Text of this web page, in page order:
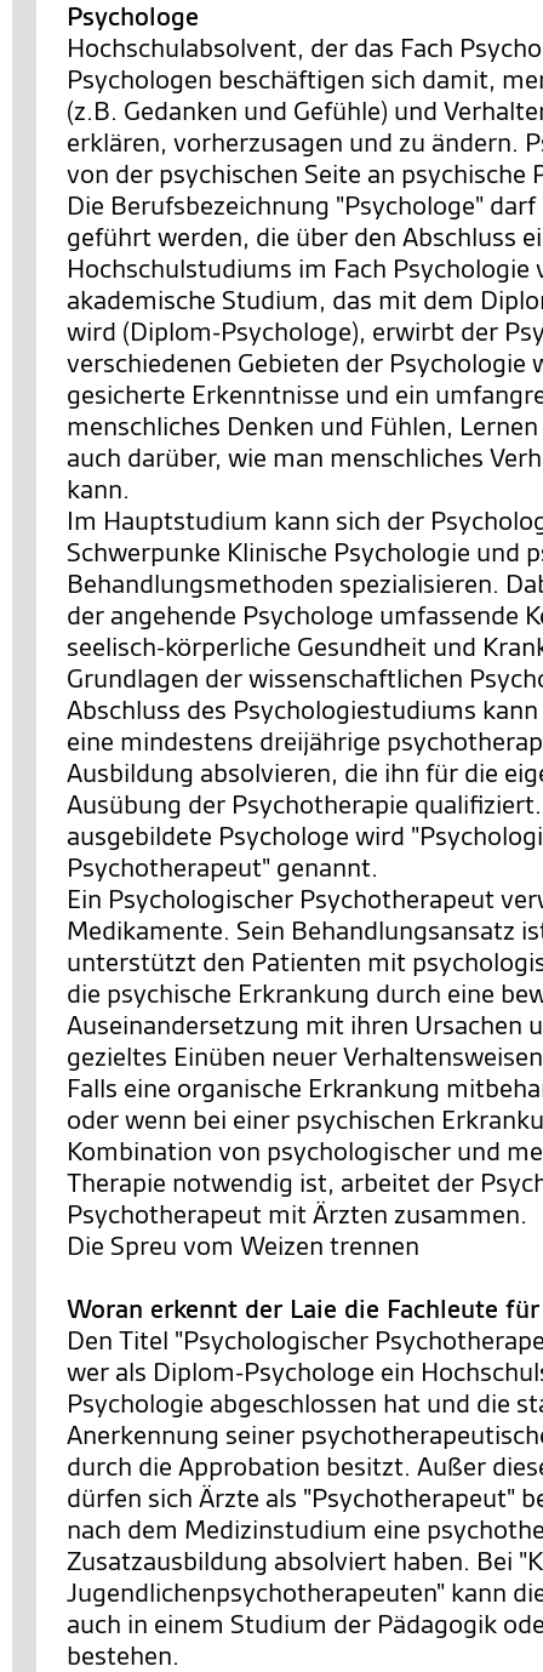
Psychologe
Hochschulabsolvent, der das Fach
Psychologen beschäftigen sich damit,
(z.B. Gedanken und Gefühle) und
erklären, vorherzusagen und zu ändern.
von der psychischen Seite an psychische
Die Berufsbezeichnung "Psychologe"
geführt werden, die über den Abschluss
Hochschulstudiums im Fach Psychologie
akademische Studium, das mit dem
wird (Diplom-Psychologe), erwirbt der
verschiedenen Gebieten der Psychologie
gesicherte Erkenntnisse und ein
menschliches Denken und Fühlen,
auch darüber, wie man menschliches
kann.
Im Hauptstudium kann sich der
Schwerpunke Klinische Psychologie und
Behandlungsmethoden spezialisieren.
der angehende Psychologe umfassende
seelisch-körperliche Gesundheit und
Grundlagen der wissenschaftlichen
Abschluss des Psychologiestudiums
eine mindestens dreijährige
Ausbildung absolvieren, die ihn für die
Ausübung der Psychotherapie
ausgebildete Psychologe wird
Psychotherapeut" genannt.
Ein Psychologischer Psychotherapeut
Medikamente. Sein Behandlungsansatz
unterstützt den Patienten mit
die psychische Erkrankung durch eine
Auseinandersetzung mit ihren Ursachen
gezieltes Einüben neuer
Falls eine organische Erkrankung
oder wenn bei einer psychischen
Kombination von psychologischer und
Therapie notwendig ist, arbeitet der
Psychotherapeut mit Ärzten zusammen.
Die Spreu vom Weizen trennen
Woran erkennt der Laie die Fachleute
Den Titel "Psychologischer
wer als Diplom-Psychologe ein
Psychologie abgeschlossen hat und die
Anerkennung seiner
durch die Approbation besitzt. Außer
dürfen sich Ärzte als "Psychotherapeut"
nach dem Medizinstudium eine
Zusatzausbildung absolviert haben. Bei
Jugendlichenpsychotherapeuten" kann
auch in einem Studium der Pädagogik
bestehen.